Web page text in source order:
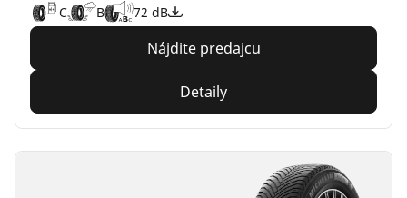
C
B 72 dB
Nájdite predajcu
Detaily